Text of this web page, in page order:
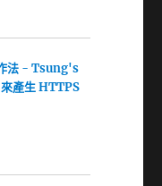
法 - Tsung's
產生 HTTPS